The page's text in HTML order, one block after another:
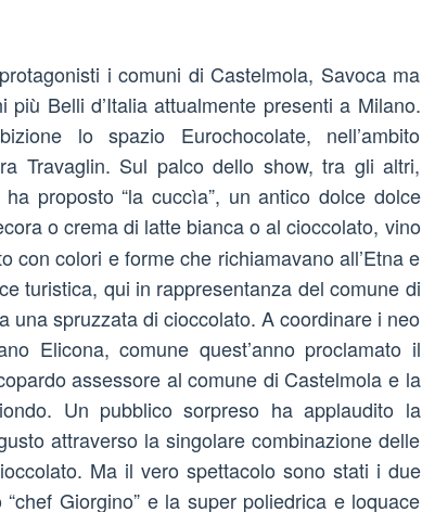
i comuni di Castelmola, Savoca ma
Belli d’Italia attualmente presenti a Milano.
lo spazio Eurochocolate, nell’ambito
Travaglin. Sul palco dello show, tra gli altri,
proposto “la cuccìa”, un antico dolce dolce
o crema di latte bianca o al cioccolato, vino
colori e forme che richiamavano all’Etna e
turistica, qui in rappresentanza del comune di
una spruzzata di cioccolato. A coordinare i neo
Elicona, comune quest’anno proclamato il
assessore al comune di Castelmola e la
Un pubblico sorpreso ha applaudito la
attraverso la singolare combinazione delle
Ma il vero spettacolo sono stati i due
Giorgino” e la super poliedrica e loquace